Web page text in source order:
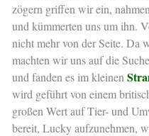
zögern griffen wir ein,
und kümmerten uns um ihn.
nicht mehr von der Seite. Da
machten wir uns auf die
und fanden es im kleinen
wird geführt von einem
großen Wert auf Tier- und
bereit, Lucky aufzunehmen,